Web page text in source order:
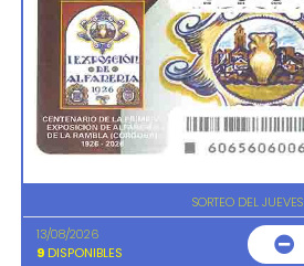
SORTEO DEL JUEVES
13/08/2026
9 DISPONIBLES